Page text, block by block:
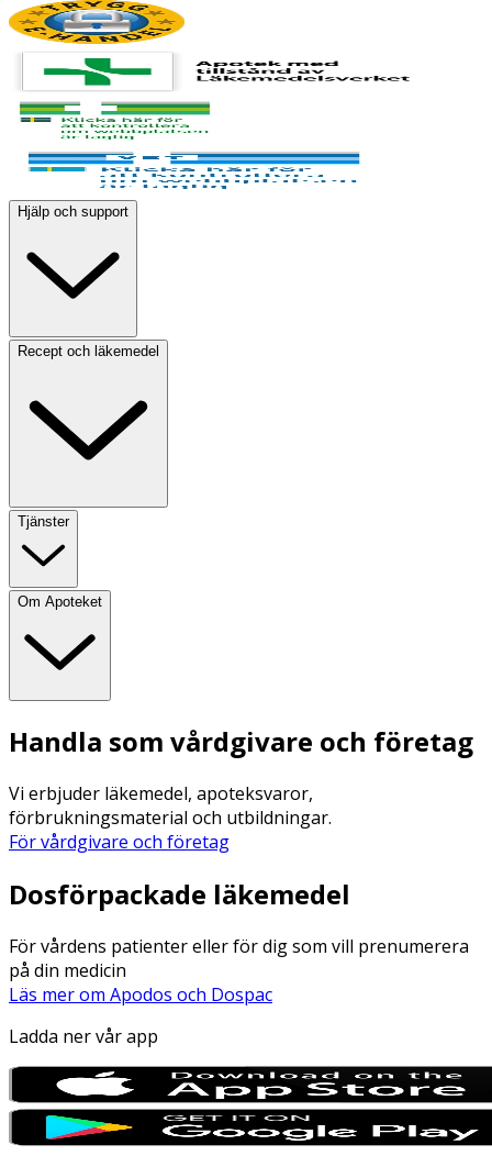
Hjälp och support
Recept och läkemedel
Tjänster
Om Apoteket
Handla som vårdgivare och företag
Vi erbjuder läkemedel, apoteksvaror,
förbrukningsmaterial och utbildningar.
För vårdgivare och företag
Dosförpackade läkemedel
För vårdens patienter eller för dig som vill prenumerera
på din medicin
Läs mer om Apodos och Dospac
Ladda ner vår app